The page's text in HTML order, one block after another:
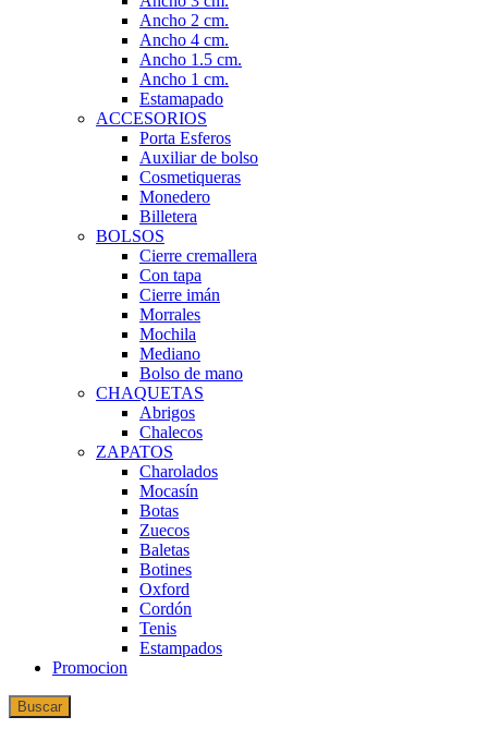
Ancho 2 cm.
Ancho 4 cm.
Ancho 1.5 cm.
Ancho 1 cm.
Estamapado
ACCESORIOS
Porta Esferos
Auxiliar de bolso
Cosmetiqueras
Monedero
Billetera
BOLSOS
Cierre cremallera
Con tapa
Cierre imán
Morrales
Mochila
Mediano
Bolso de mano
CHAQUETAS
Abrigos
Chalecos
ZAPATOS
Charolados
Mocasín
Botas
Zuecos
Baletas
Botines
Oxford
Cordón
Tenis
Estampados
Promocion
Buscar